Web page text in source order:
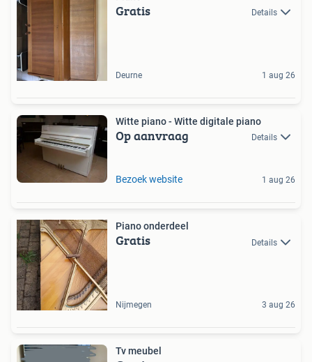
Gratis Details
Deurne 1 aug 26
Witte piano - Witte digitale piano
Op aanvraag Details
Bezoek website 1 aug 26
Piano onderdeel
Gratis Details
Nijmegen 3 aug 26
Tv meubel